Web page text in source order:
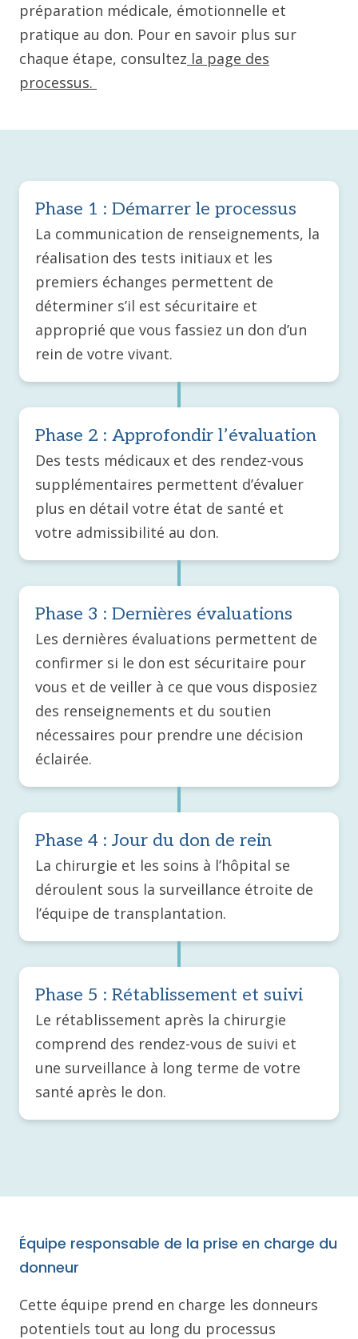
préparation médicale, émotionnelle et
pratique au don. Pour en savoir plus sur
chaque étape, consultez la page des
processus.
Phase 1 : Démarrer le processus
La communication de renseignements, la
réalisation des tests initiaux et les
premiers échanges permettent de
déterminer s’il est sécuritaire et
approprié que vous fassiez un don d’un
rein de votre vivant.
Phase 2 : Approfondir l’évaluation
Des tests médicaux et des rendez-vous
supplémentaires permettent d’évaluer
plus en détail votre état de santé et
votre admissibilité au don.
Phase 3 : Dernières évaluations
Les dernières évaluations permettent de
confirmer si le don est sécuritaire pour
vous et de veiller à ce que vous disposiez
des renseignements et du soutien
nécessaires pour prendre une décision
éclairée.
Phase 4 : Jour du don de rein
La chirurgie et les soins à l’hôpital se
déroulent sous la surveillance étroite de
l’équipe de transplantation.
Phase 5 : Rétablissement et suivi
Le rétablissement après la chirurgie
comprend des rendez-vous de suivi et
une surveillance à long terme de votre
santé après le don.
Équipe responsable de la prise en charge du
donneur
Cette équipe prend en charge les donneurs
potentiels tout au long du processus